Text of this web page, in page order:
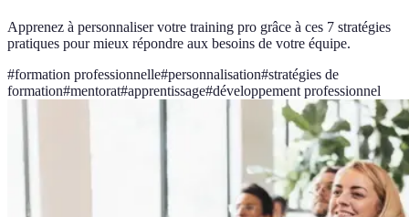
Apprenez à personnaliser votre training pro grâce à ces 7 stratégies
pratiques pour mieux répondre aux besoins de votre équipe.
#formation professionnelle#personnalisation#stratégies de
formation#mentorat#apprentissage#développement professionnel